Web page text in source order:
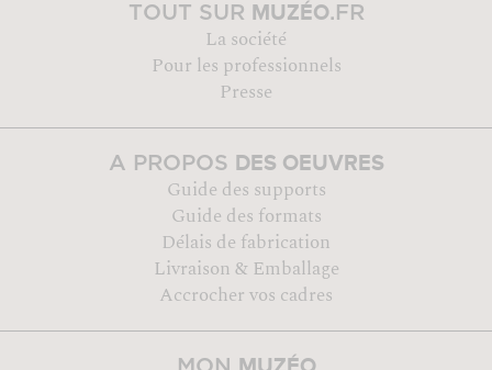
TOUT SUR MUZÉO.FR
La société
Pour les professionnels
Presse
A PROPOS DES OEUVRES
Guide des supports
Guide des formats
Délais de fabrication
Livraison & Emballage
Accrocher vos cadres